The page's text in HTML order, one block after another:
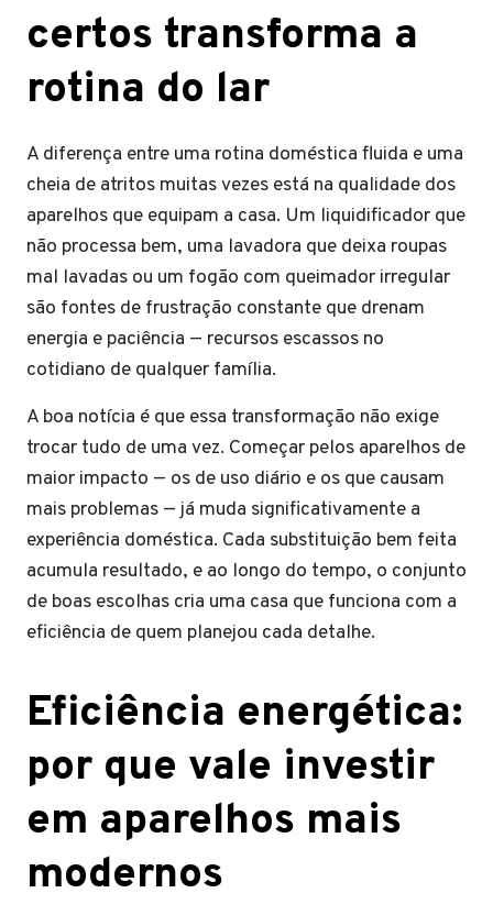
certos transforma a
rotina do lar
A diferença entre uma rotina doméstica fluida e uma
cheia de atritos muitas vezes está na qualidade dos
aparelhos que equipam a casa. Um liquidificador que
não processa bem, uma lavadora que deixa roupas
mal lavadas ou um fogão com queimador irregular
são fontes de frustração constante que drenam
energia e paciência — recursos escassos no
cotidiano de qualquer família.
A boa notícia é que essa transformação não exige
trocar tudo de uma vez. Começar pelos aparelhos de
maior impacto — os de uso diário e os que causam
mais problemas — já muda significativamente a
experiência doméstica. Cada substituição bem feita
acumula resultado, e ao longo do tempo, o conjunto
de boas escolhas cria uma casa que funciona com a
eficiência de quem planejou cada detalhe.
Eficiência energética:
por que vale investir
em aparelhos mais
modernos